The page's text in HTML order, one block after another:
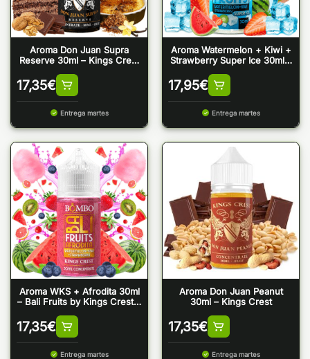
Aroma Don Juan Supra
Reserve 30ml – Kings Crest
17,35€
Entrega martes
Aroma Watermelon + Kiwi +
Strawberry Super Ice 30ml –
17,95€
Entrega martes
Aroma WKS + Afrodita 30ml
– Bali Fruits by Kings Crest &
17,35€
Entrega martes
Aroma Don Juan Peanut
30ml – Kings Crest
17,35€
Entrega martes